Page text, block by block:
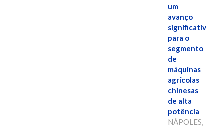
um
avanço
significativo
para o
segmento
de
máquinas
agrícolas
chinesas
de alta
potência
NÁPOLES,